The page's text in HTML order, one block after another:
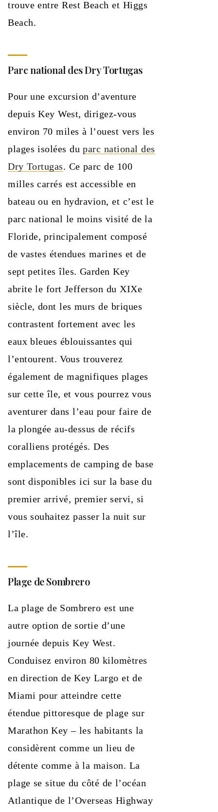
trouve entre Rest Beach et Higgs
Beach.
Parc national des Dry Tortugas
Pour une excursion d’aventure
depuis Key West, dirigez-vous
environ 70 miles à l’ouest vers les
plages isolées duparc national des
Dry Tortugas. Ce parc de 100
milles carrés est accessible en
bateau ou en hydravion, et c’est le
parc national le moins visité de la
Floride, principalement composé
de vastes étendues marines et de
sept petites îles. Garden Key
abrite le fort Jefferson du XIXe
siècle, dont les murs de briques
contrastent fortement avec les
eaux bleues éblouissantes qui
l’entourent. Vous trouverez
également de magnifiques plages
sur cette île, et vous pourrez vous
aventurer dans l’eau pour faire de
la plongée au-dessus de récifs
coralliens protégés. Des
emplacements de camping de base
sont disponibles ici sur la base du
premier arrivé, premier servi, si
vous souhaitez passer la nuit sur
l’île.
Plage de Sombrero
La plage de Sombrero est une
autre option de sortie d’une
journée depuis Key West.
Conduisez environ 80 kilomètres
en direction de Key Largo et de
Miami pour atteindre cette
étendue pittoresque de plage sur
Marathon Key – les habitants la
considèrent comme un lieu de
détente comme à la maison. La
plage se situe du côté de l’océan
Atlantique de l’Overseas Highway